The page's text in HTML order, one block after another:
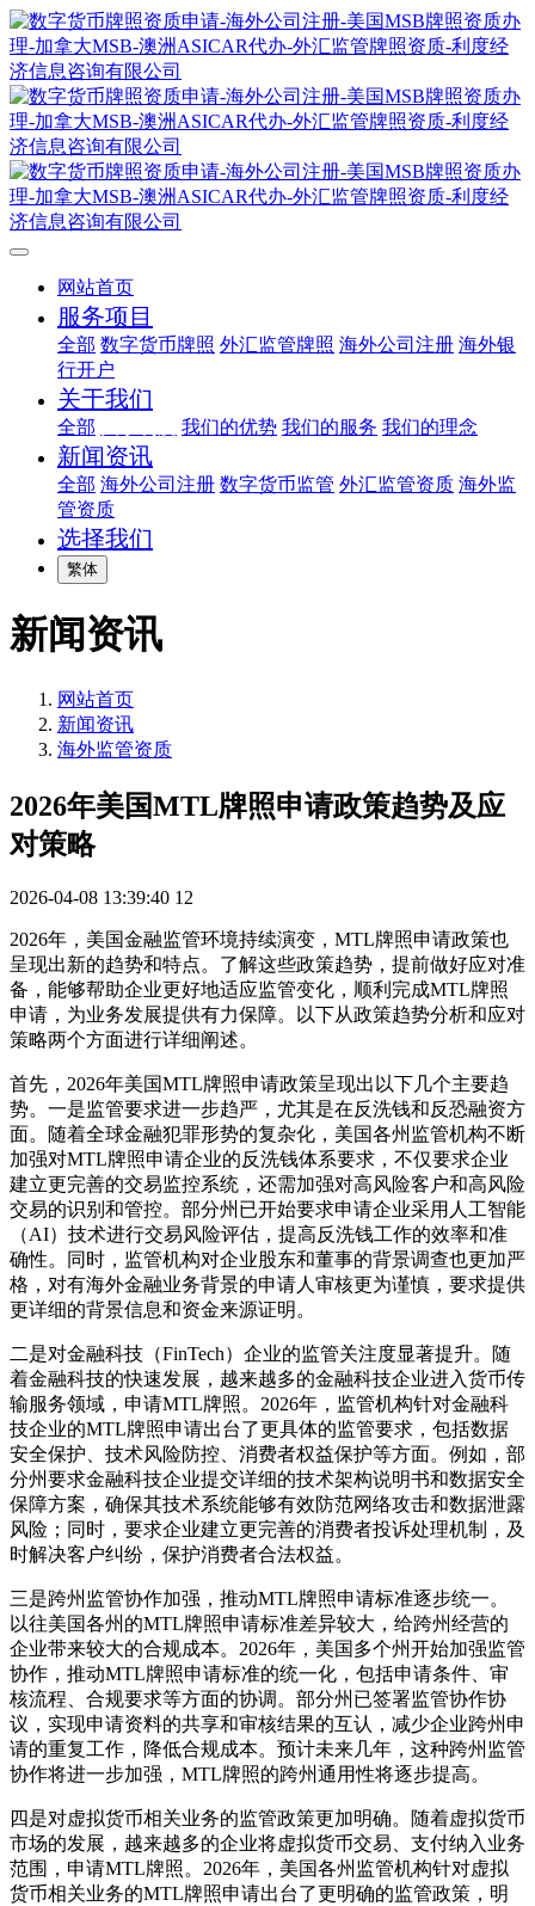
网站首页
服务项目
全部 数字货币牌照 外汇监管牌照 海外公司注册 海外银
行开户
关于我们
全部 我们的优势 我们的服务 我们的理念
新闻资讯
全部 海外公司注册 数字货币监管 外汇监管资质 海外监
管资质
选择我们
繁体
新闻资讯
网站首页
新闻资讯
海外监管资质
2026年美国MTL牌照申请政策趋势及应
对策略
2026-04-08 13:39:40 12
2026年，美国金融监管环境持续演变，MTL牌照申请政策也
呈现出新的趋势和特点。了解这些政策趋势，提前做好应对准
备，能够帮助企业更好地适应监管变化，顺利完成MTL牌照
申请，为业务发展提供有力保障。以下从政策趋势分析和应对
策略两个方面进行详细阐述。
首先，2026年美国MTL牌照申请政策呈现出以下几个主要趋
势。一是监管要求进一步趋严，尤其是在反洗钱和反恐融资方
面。随着全球金融犯罪形势的复杂化，美国各州监管机构不断
加强对MTL牌照申请企业的反洗钱体系要求，不仅要求企业
建立更完善的交易监控系统，还需加强对高风险客户和高风险
交易的识别和管控。部分州已开始要求申请企业采用人工智能
（AI）技术进行交易风险评估，提高反洗钱工作的效率和准
确性。同时，监管机构对企业股东和董事的背景调查也更加严
格，对有海外金融业务背景的申请人审核更为谨慎，要求提供
更详细的背景信息和资金来源证明。
二是对金融科技（FinTech）企业的监管关注度显著提升。随
着金融科技的快速发展，越来越多的金融科技企业进入货币传
输服务领域，申请MTL牌照。2026年，监管机构针对金融科
技企业的MTL牌照申请出台了更具体的监管要求，包括数据
安全保护、技术风险防控、消费者权益保护等方面。例如，部
分州要求金融科技企业提交详细的技术架构说明书和数据安全
保障方案，确保其技术系统能够有效防范网络攻击和数据泄露
风险；同时，要求企业建立更完善的消费者投诉处理机制，及
时解决客户纠纷，保护消费者合法权益。
三是跨州监管协作加强，推动MTL牌照申请标准逐步统一。
以往美国各州的MTL牌照申请标准差异较大，给跨州经营的
企业带来较大的合规成本。2026年，美国多个州开始加强监管
协作，推动MTL牌照申请标准的统一化，包括申请条件、审
核流程、合规要求等方面的协调。部分州已签署监管协作协
议，实现申请资料的共享和审核结果的互认，减少企业跨州申
请的重复工作，降低合规成本。预计未来几年，这种跨州监管
协作将进一步加强，MTL牌照的跨州通用性将逐步提高。
四是对虚拟货币相关业务的监管政策更加明确。随着虚拟货币
市场的发展，越来越多的企业将虚拟货币交易、支付纳入业务
范围，申请MTL牌照。2026年，美国各州监管机构针对虚拟
货币相关业务的MTL牌照申请出台了更明确的监管政策，明